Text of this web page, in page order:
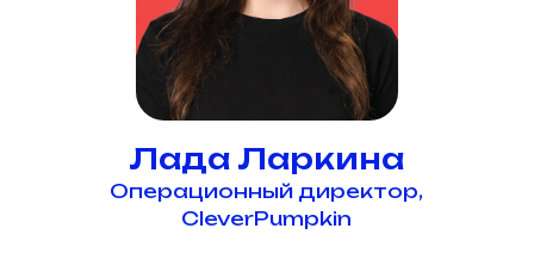
Лада Ларкина
Операционный директор,
CleverPumpkin